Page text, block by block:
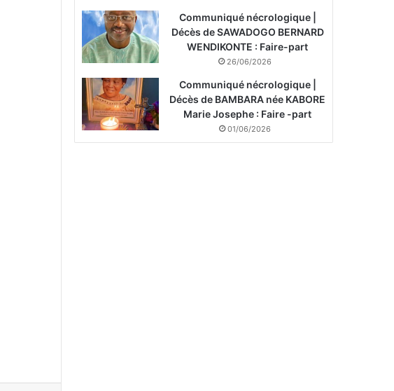
Communiqué nécrologique |
Décès de SAWADOGO BERNARD
WENDIKONTE : Faire-part
26/06/2026
Communiqué nécrologique |
Décès de BAMBARA née KABORE
Marie Josephe : Faire -part
01/06/2026